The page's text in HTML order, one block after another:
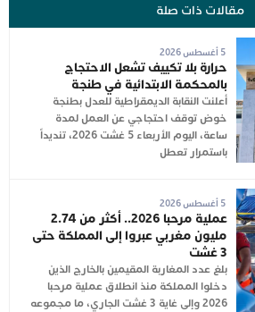
مقالات ذات صلة
5 أغسطس 2026
حرارة بلا تكييف تشعل الاحتجاج
بالمحكمة الابتدائية في طنجة
أعلنت النقابة الديمقراطية للعدل بطنجة
خوض توقف احتجاجي عن العمل لمدة
ساعة، اليوم الأربعاء 5 غشت 2026، تنديداً
باستمرار تعطل
5 أغسطس 2026
عملية مرحبا 2026.. أكثر من 2.74
مليون مغربي عبروا إلى المملكة حتى
3 غشت
بلغ عدد المغاربة المقيمين بالخارج الذين
دخلوا المملكة منذ انطلاق عملية مرحبا
2026 وإلى غاية 3 غشت الجاري، ما مجموعه